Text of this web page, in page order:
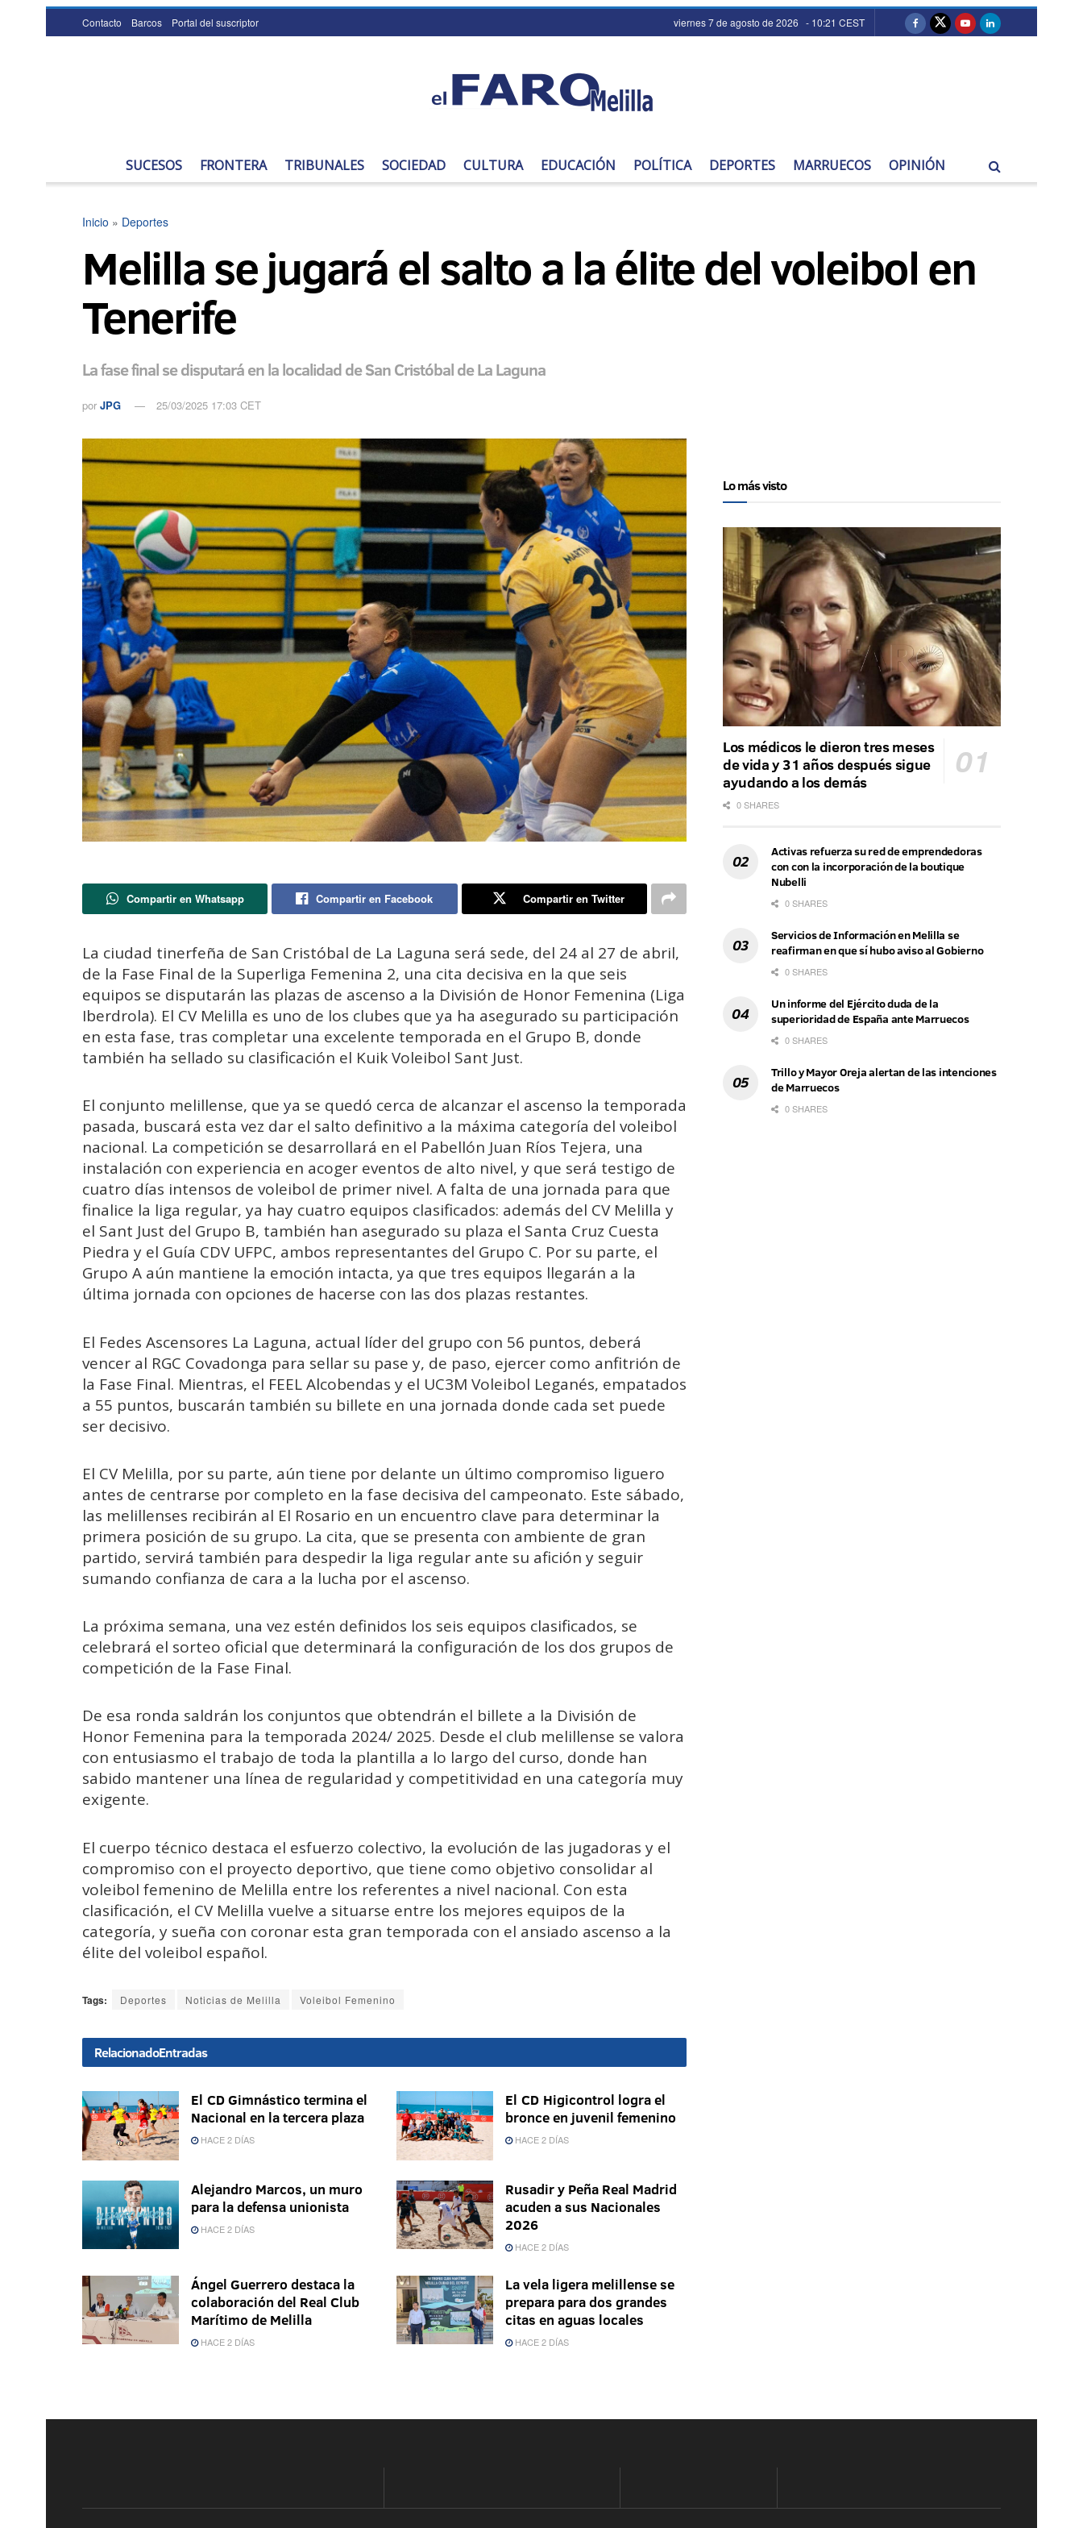
Contacto Barcos Portal del suscriptor viernes 7 de agosto de 2026 - 10:21 CEST
SUCESOS FRONTERA TRIBUNALES SOCIEDAD CULTURA EDUCACIÓN POLÍTICA DEPORTES MARRUECOS OPINIÓN
Inicio » Deportes
Melilla se jugará el salto a la élite del voleibol en
Tenerife
La fase final se disputará en la localidad de San Cristóbal de La Laguna
por JPG 25/03/2025 17:03 CET
Compartir en Whatsapp Compartir en Facebook Compartir en Twitter
La ciudad tinerfeña de San Cristóbal de La Laguna será sede, del 24 al 27 de abril,
de la Fase Final de la Superliga Femenina 2, una cita decisiva en la que seis
equipos se disputarán las plazas de ascenso a la División de Honor Femenina (Liga
Iberdrola). El CV Melilla es uno de los clubes que ya ha asegurado su participación
en esta fase, tras completar una excelente temporada en el Grupo B, donde
también ha sellado su clasificación el Kuik Voleibol Sant Just.
El conjunto melillense, que ya se quedó cerca de alcanzar el ascenso la temporada
pasada, buscará esta vez dar el salto definitivo a la máxima categoría del voleibol
nacional. La competición se desarrollará en el Pabellón Juan Ríos Tejera, una
instalación con experiencia en acoger eventos de alto nivel, y que será testigo de
cuatro días intensos de voleibol de primer nivel. A falta de una jornada para que
finalice la liga regular, ya hay cuatro equipos clasificados: además del CV Melilla y
el Sant Just del Grupo B, también han asegurado su plaza el Santa Cruz Cuesta
Piedra y el Guía CDV UFPC, ambos representantes del Grupo C. Por su parte, el
Grupo A aún mantiene la emoción intacta, ya que tres equipos llegarán a la
última jornada con opciones de hacerse con las dos plazas restantes.
El Fedes Ascensores La Laguna, actual líder del grupo con 56 puntos, deberá
vencer al RGC Covadonga para sellar su pase y, de paso, ejercer como anfitrión de
la Fase Final. Mientras, el FEEL Alcobendas y el UC3M Voleibol Leganés, empatados
a 55 puntos, buscarán también su billete en una jornada donde cada set puede
ser decisivo.
El CV Melilla, por su parte, aún tiene por delante un último compromiso liguero
antes de centrarse por completo en la fase decisiva del campeonato. Este sábado,
las melillenses recibirán al El Rosario en un encuentro clave para determinar la
primera posición de su grupo. La cita, que se presenta con ambiente de gran
partido, servirá también para despedir la liga regular ante su afición y seguir
sumando confianza de cara a la lucha por el ascenso.
La próxima semana, una vez estén definidos los seis equipos clasificados, se
celebrará el sorteo oficial que determinará la configuración de los dos grupos de
competición de la Fase Final.
De esa ronda saldrán los conjuntos que obtendrán el billete a la División de
Honor Femenina para la temporada 2024/ 2025. Desde el club melillense se valora
con entusiasmo el trabajo de toda la plantilla a lo largo del curso, donde han
sabido mantener una línea de regularidad y competitividad en una categoría muy
exigente.
El cuerpo técnico destaca el esfuerzo colectivo, la evolución de las jugadoras y el
compromiso con el proyecto deportivo, que tiene como objetivo consolidar al
voleibol femenino de Melilla entre los referentes a nivel nacional. Con esta
clasificación, el CV Melilla vuelve a situarse entre los mejores equipos de la
categoría, y sueña con coronar esta gran temporada con el ansiado ascenso a la
élite del voleibol español.
Tags: Deportes Noticias de Melilla Voleibol Femenino
RelacionadoEntradas
El CD Gimnástico termina el
Nacional en la tercera plaza
HACE 2 DÍAS
El CD Higicontrol logra el
bronce en juvenil femenino
HACE 2 DÍAS
Alejandro Marcos, un muro
para la defensa unionista
HACE 2 DÍAS
Rusadir y Peña Real Madrid
acuden a sus Nacionales
2026
HACE 2 DÍAS
Ángel Guerrero destaca la
colaboración del Real Club
Marítimo de Melilla
HACE 2 DÍAS
La vela ligera melillense se
prepara para dos grandes
citas en aguas locales
HACE 2 DÍAS
Lo más visto
Los médicos le dieron tres meses
de vida y 31 años después sigue
ayudando a los demás
0 SHARES
Activas refuerza su red de emprendedoras
con con la incorporación de la boutique
Nubelli
0 SHARES
Servicios de Información en Melilla se
reafirman en que sí hubo aviso al Gobierno
0 SHARES
Un informe del Ejército duda de la
superioridad de España ante Marruecos
0 SHARES
Trillo y Mayor Oreja alertan de las intenciones
de Marruecos
0 SHARES